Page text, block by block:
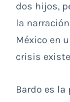
dos hijos,
la
México en
crisis
Bardo es